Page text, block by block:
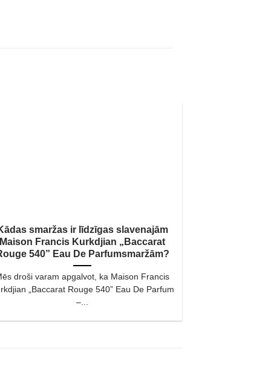
smaržas ir līdzīgas slavenajām
Maison Francis Kurkdjian „Baccarat
540” Eau De Parfumsmaržām?
droši varam apgalvot, ka Maison Francis
„Baccarat Rouge 540” Eau De Parfum
–...